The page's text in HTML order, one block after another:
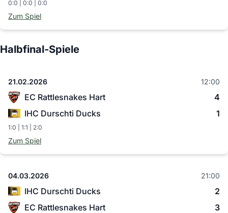
0:0 | 0:0 | 0:0
Zum Spiel
Halbfinal-Spiele
21.02.2026 12:00
EC Rattlesnakes Hart
4
IHC Durschti Ducks
1
1:0 | 1:1 | 2:0
Zum Spiel
04.03.2026 21:00
IHC Durschti Ducks
2
EC Rattlesnakes Hart
3